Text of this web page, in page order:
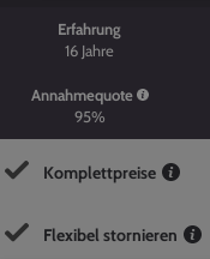
Erfahrung
16 Jahre
Annahmequote
95%
Komplettpreise
Flexibel stornieren